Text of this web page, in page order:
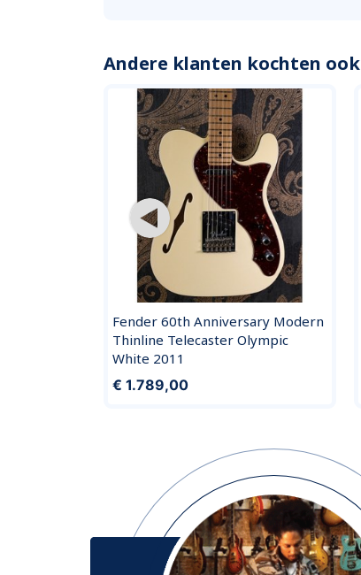
Andere klanten kochten ook
Fender 60th Anniversary Modern
Thinline Telecaster Olympic
White 2011
€ 1.789,00